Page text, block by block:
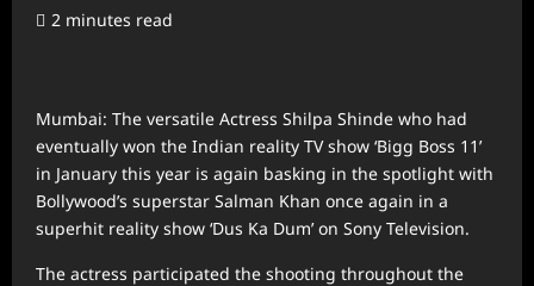
2 minutes read
Mumbai: The versatile Actress Shilpa Shinde who had
eventually won the Indian reality TV show ‘Bigg Boss 11’
in January this year is again basking in the spotlight with
Bollywood’s superstar Salman Khan once again in a
superhit reality show ‘Dus Ka Dum’ on Sony Television.
The actress participated the shooting throughout the